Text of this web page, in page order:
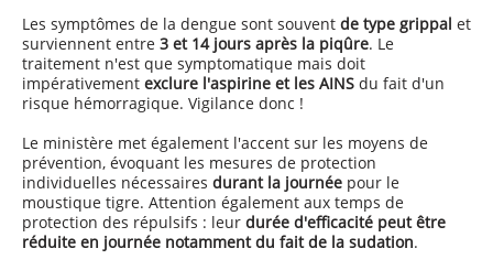
Les symptômes de la dengue sont souvent de type grippal et
surviennent entre 3 et 14 jours après la piqûre. Le
traitement n'est que symptomatique mais doit
impérativement exclure l'aspirine et les AINS du fait d'un
risque hémorragique. Vigilance donc !
Le ministère met également l'accent sur les moyens de
prévention, évoquant les mesures de protection
individuelles nécessaires durant la journée pour le
moustique tigre. Attention également aux temps de
protection des répulsifs : leur durée d'efficacité peut être
réduite en journée notamment du fait de la sudation.